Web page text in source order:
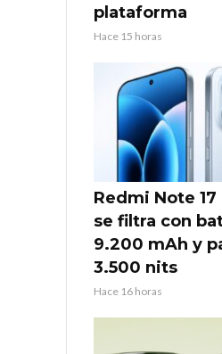
plataforma
Hace 15 horas
Redmi Note 17
se filtra con
9.200 mAh y
3.500 nits
Hace 16 horas